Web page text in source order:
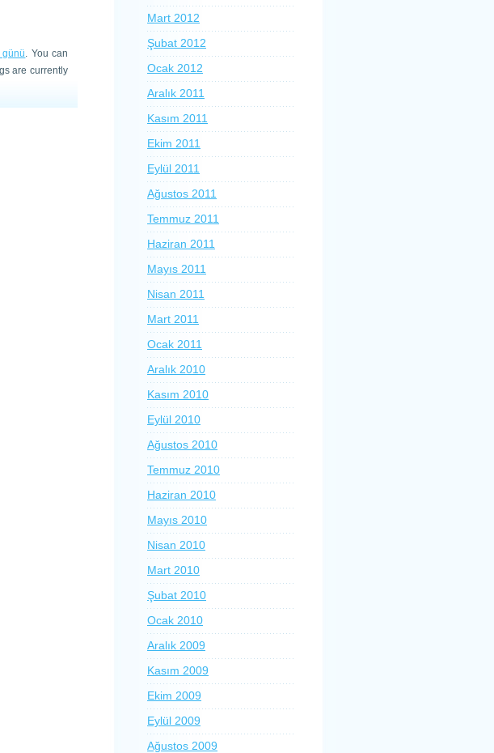
günü
. You can
are currently
Mart 2012
Şubat 2012
Ocak 2012
Aralık 2011
Kasım 2011
Ekim 2011
Eylül 2011
Ağustos 2011
Temmuz 2011
Haziran 2011
Mayıs 2011
Nisan 2011
Mart 2011
Ocak 2011
Aralık 2010
Kasım 2010
Eylül 2010
Ağustos 2010
Temmuz 2010
Haziran 2010
Mayıs 2010
Nisan 2010
Mart 2010
Şubat 2010
Ocak 2010
Aralık 2009
Kasım 2009
Ekim 2009
Eylül 2009
Ağustos 2009